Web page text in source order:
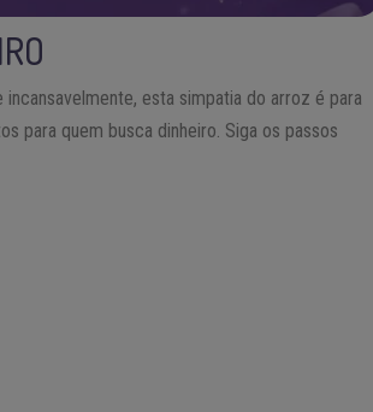
esta simpatia do arroz é para
para quem busca dinheiro. Siga os passos